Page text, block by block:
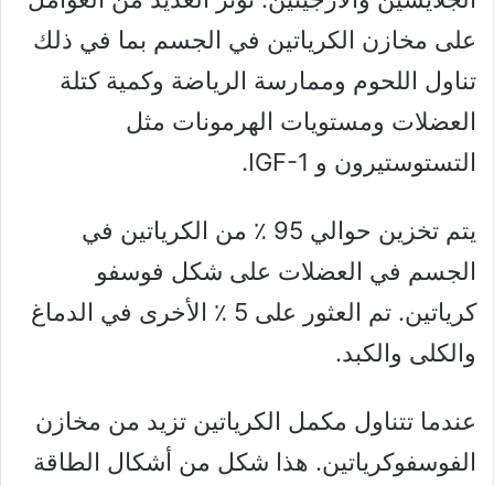
على مخازن الكرياتين في الجسم بما في ذلك
تناول اللحوم وممارسة الرياضة وكمية كتلة
العضلات ومستويات الهرمونات مثل
التستوستيرون و IGF-1.
يتم تخزين حوالي 95 ٪ من الكرياتين في
الجسم في العضلات على شكل فوسفو
كرياتين. تم العثور على 5 ٪ الأخرى في الدماغ
والكلى والكبد.
عندما تتناول مكمل الكرياتين تزيد من مخازن
الفوسفوكرياتين. هذا شكل من أشكال الطاقة